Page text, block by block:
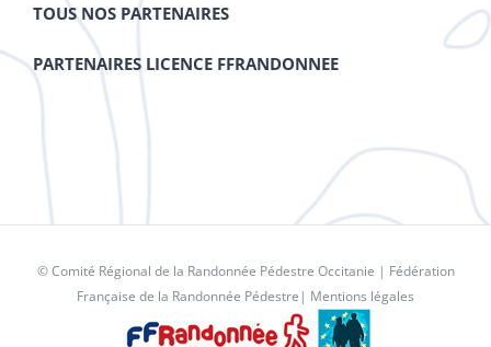
TOUS NOS PARTENAIRES
PARTENAIRES LICENCE FFRANDONNEE
© Comité Régional de la Randonnée Pédestre Occitanie | Fédération
Française de la Randonnée Pédestre | Mentions légales